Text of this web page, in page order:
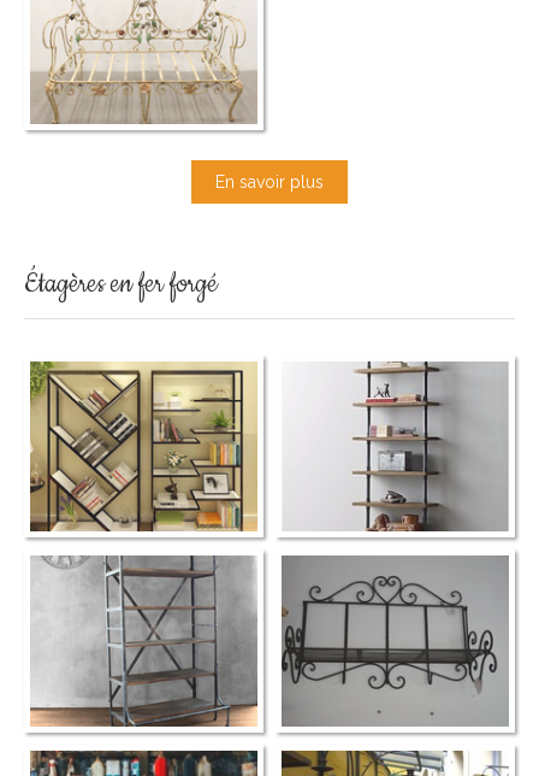
En savoir plus
Étagères en fer forgé